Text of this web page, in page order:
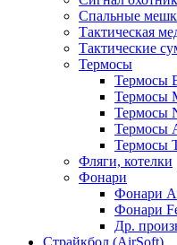
Спальные
Тактическая
Тактические
Термосы
Термосы
Термосы
Термосы
Термосы
Термосы
Фляги, котелки
Фонари
Фонари
Фонари
Др.
Страйкбол (AirSoft)